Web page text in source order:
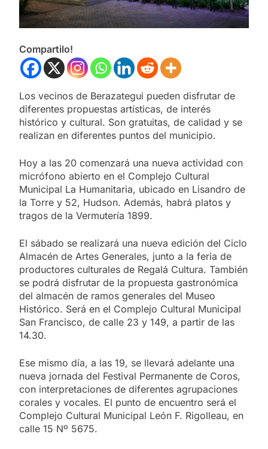
Compartilo!
Los vecinos de Berazategui pueden disfrutar de
diferentes propuestas artísticas, de interés
histórico y cultural. Son gratuitas, de calidad y se
realizan en diferentes puntos del municipio.
Hoy a las 20 comenzará una nueva actividad con
micrófono abierto en el Complejo Cultural
Municipal La Humanitaria, ubicado en Lisandro de
la Torre y 52, Hudson. Además, habrá platos y
tragos de la Vermutería 1899.
El sábado se realizará una nueva edición del Ciclo
Almacén de Artes Generales, junto a la feria de
productores culturales de Regalá Cultura. También
se podrá disfrutar de la propuesta gastronómica
del almacén de ramos generales del Museo
Histórico. Será en el Complejo Cultural Municipal
San Francisco, de calle 23 y 149, a partir de las
14.30.
Ese mismo día, a las 19, se llevará adelante una
nueva jornada del Festival Permanente de Coros,
con interpretaciones de diferentes agrupaciones
corales y vocales. El punto de encuentro será el
Complejo Cultural Municipal León F. Rigolleau, en
calle 15 Nº 5675.